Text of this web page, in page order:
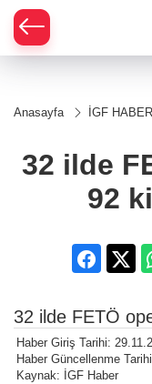
Anasayfa İGF HABER
32 ilde
92
32 ilde FETÖ
Haber Giriş Tarihi:
Haber Güncellenme
Kaynak: İGF Haber